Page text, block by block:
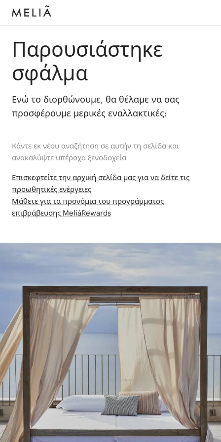
Παρουσιάστηκε
σφάλμα
Ενώ το διορθώνουμε, θα θέλαμε να σας
προσφέρουμε μερικές εναλλακτικές:
Κάντε εκ νέου αναζήτηση σε αυτήν τη σελίδα και
ανακαλύψτε υπέροχα ξενοδοχεία
Επισκεφτείτε την αρχική σελίδα μας για να δείτε τις
προωθητικές ενέργειες
Μάθετε για τα προνόμια του προγράμματος
επιβράβευσης MeliáRewards